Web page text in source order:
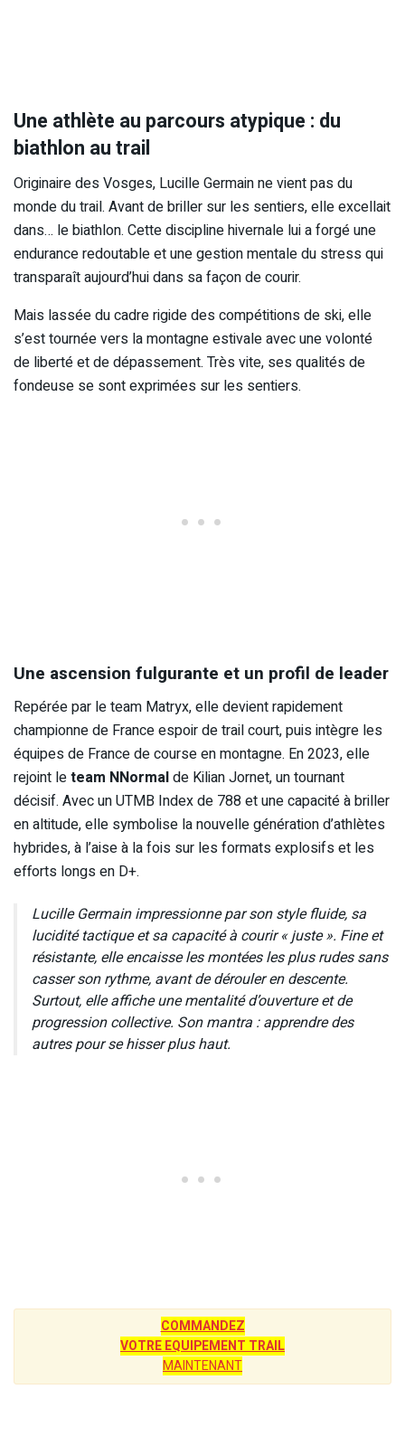
Une athlète au parcours atypique : du
biathlon au trail
Originaire des Vosges, Lucille Germain ne vient pas du
monde du trail. Avant de briller sur les sentiers, elle excellait
dans… le biathlon. Cette discipline hivernale lui a forgé une
endurance redoutable et une gestion mentale du stress qui
transparaît aujourd’hui dans sa façon de courir.
Mais lassée du cadre rigide des compétitions de ski, elle
s’est tournée vers la montagne estivale avec une volonté
de liberté et de dépassement. Très vite, ses qualités de
fondeuse se sont exprimées sur les sentiers.
Une ascension fulgurante et un profil de leader
Repérée par le team Matryx, elle devient rapidement
championne de France espoir de trail court, puis intègre les
équipes de France de course en montagne. En 2023, elle
rejoint leteam NNormalde Kilian Jornet, un tournant
décisif. Avec un UTMB Index de 788 et une capacité à briller
en altitude, elle symbolise la nouvelle génération d’athlètes
hybrides, à l’aise à la fois sur les formats explosifs et les
efforts longs en D+.
Lucille Germain impressionne par son style fluide, sa
lucidité tactique et sa capacité à courir « juste ». Fine et
résistante, elle encaisse les montées les plus rudes sans
casser son rythme, avant de dérouler en descente.
Surtout, elle affiche une mentalité d’ouverture et de
progression collective. Son mantra : apprendre des
autres pour se hisser plus haut.
COMMANDEZ
VOTRE EQUIPEMENT TRAIL
MAINTENANT